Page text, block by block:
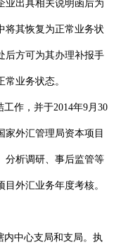
业出具相关说明函后为
将其恢复为正常业务状
后方可为其办理补报手
业务状态。
工作，并于2014年9月 30
家外汇管理局资本项目
分析调研、事后监管等
外汇业务年度考核。
中心支局和支局。执